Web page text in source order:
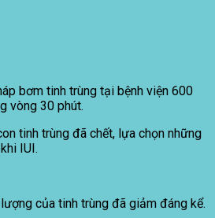
bơm tinh trùng tại bệnh viện 600
vòng 30 phút.
tinh trùng đã chết, lựa chọn những
IUI.
của tinh trùng đã giảm đáng kể.